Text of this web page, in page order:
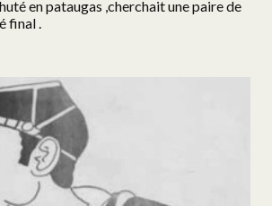
en pataugas ,cherchait une paire de
final .